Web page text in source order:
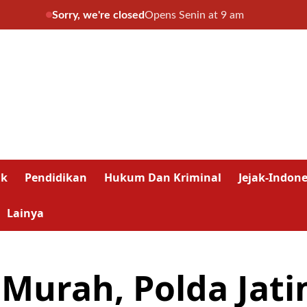
Sorry, we're closedOpens Senin at 9 am
Pendidikan Hukum Dan Kriminal Jejak-
Lainya
Polda